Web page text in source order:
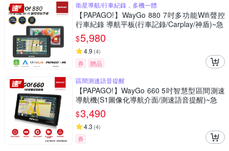
衛星導航/行車紀錄，多機一體
【PAPAGO!】WayGo 880 7吋多功能Wifi聲控
行車紀錄 導航平板(行車記錄/Carplay/神盾)~急
$5,980
4.9 (4)
券
贈品
區間測速語音提醒
【PAPAGO!】WayGo 660 5吋智慧型區間測速
導航機(S1圖像化導航介面/測速語音提醒)~急
$3,490
4.3 (4)
券